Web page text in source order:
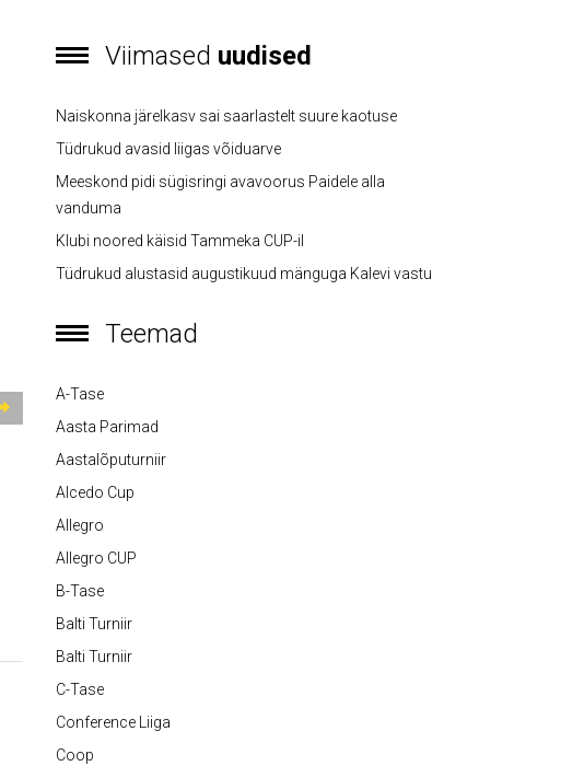
Viimased uudised
Naiskonna järelkasv sai saarlastelt suure kaotuse
Tüdrukud avasid liigas võiduarve
Meeskond pidi sügisringi avavoorus Paidele alla
vanduma
Klubi noored käisid Tammeka CUP-il
Tüdrukud alustasid augustikuud mänguga Kalevi vastu
Teemad
A-Tase
Aasta Parimad
Aastalõputurniir
Alcedo Cup
Allegro
Allegro CUP
B-Tase
Balti Turniir
Balti Turniir
C-Tase
Conference Liiga
Coop